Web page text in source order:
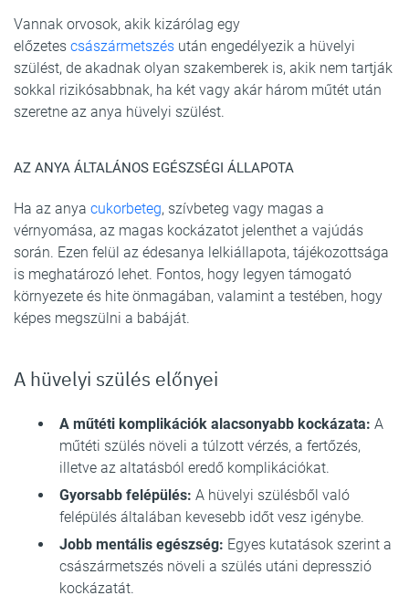
Vannak orvosok, akik kizárólag egy
előzetes császármetszés után engedélyezik a hüvelyi
szülést, de akadnak olyan szakemberek is, akik nem tartják
sokkal rizikósabbnak, ha két vagy akár három műtét után
szeretne az anya hüvelyi szülést.
AZ ANYA ÁLTALÁNOS EGÉSZSÉGI ÁLLAPOTA
Ha az anya cukorbeteg, szívbeteg vagy magas a
vérnyomása, az magas kockázatot jelenthet a vajúdás
során. Ezen felül az édesanya lelkiállapota, tájékozottsága
is meghatározó lehet. Fontos, hogy legyen támogató
környezete és hite önmagában, valamint a testében, hogy
képes megszülni a babáját.
A hüvelyi szülés előnyei
A műtéti komplikációk alacsonyabb kockázata: A
műtéti szülés növeli a túlzott vérzés, a fertőzés,
illetve az altatásból eredő komplikációkat.
Gyorsabb felépülés: A hüvelyi szülésből való
felépülés általában kevesebb időt vesz igénybe.
Jobb mentális egészség: Egyes kutatások szerint a
császármetszés növeli a szülés utáni depresszió
kockázatát.